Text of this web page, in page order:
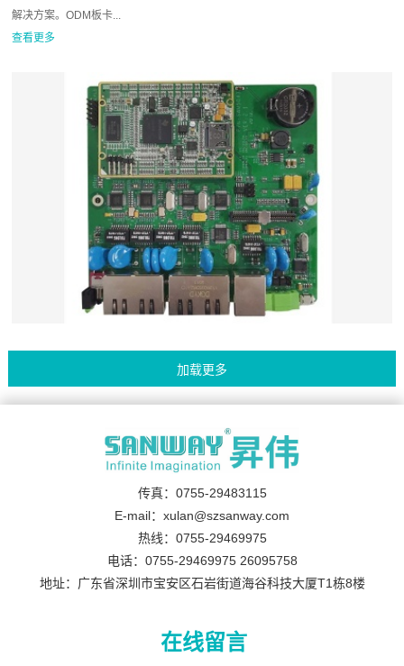
解决方案。ODM板卡...
查看更多
传真：0755-29483115
E-mail：xulan@szsanway.com
热线：0755-29469975
电话：0755-29469975 26095758
地址：广东省深圳市宝安区石岩街道海谷科技大厦T1栋8楼
在线留言